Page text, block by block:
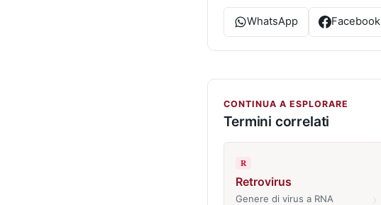
WhatsApp Facebook
CONTINUA A ESPLORARE
Termini correlati
R
Retrovirus
Genere di virus a RNA